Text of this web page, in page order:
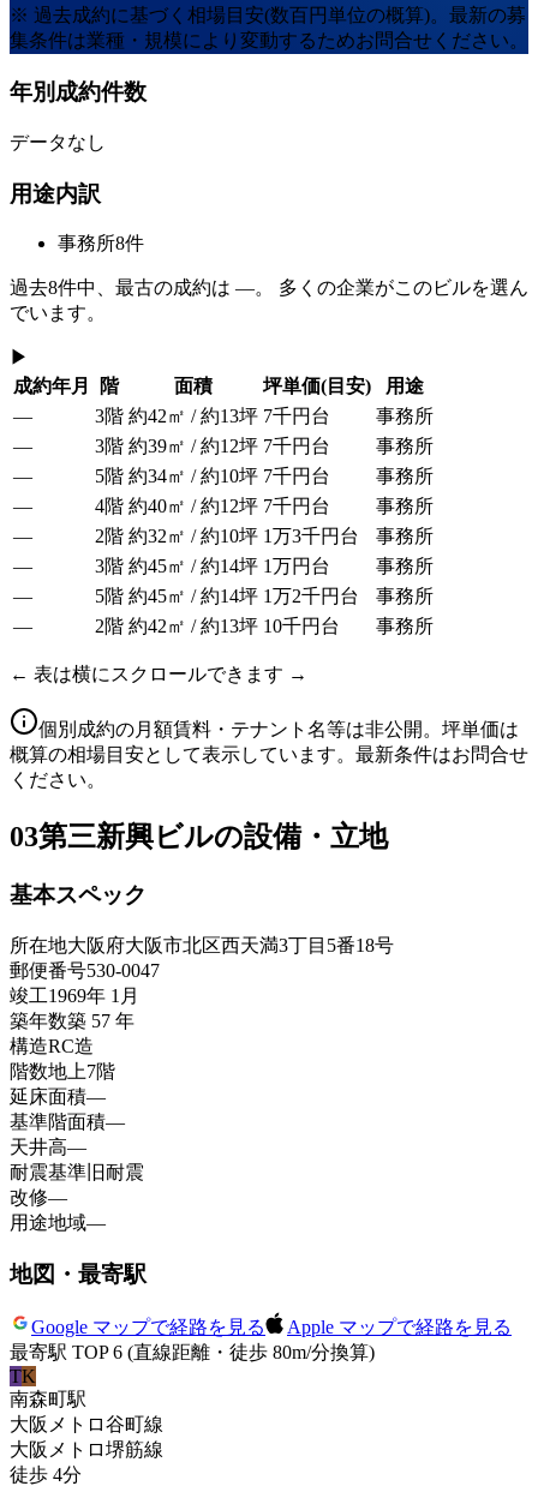
※ 過去成約に基づく相場目安(数百円単位の概算)。最新の募
集条件は業種・規模により変動するためお問合せください。
年別成約件数
データなし
用途内訳
事務所8件
過去8件中、最古の成約は —。 多くの企業がこのビルを選ん
でいます。
▶
成約年月
階 面積 坪単価(目安)
用途
—
3階 約42㎡ / 約13坪 7千円台
事務所
—
3階 約39㎡ / 約12坪 7千円台
事務所
—
5階 約34㎡ / 約10坪 7千円台
事務所
—
4階 約40㎡ / 約12坪 7千円台
事務所
—
2階 約32㎡ / 約10坪 1万3千円台
事務所
—
3階 約45㎡ / 約14坪 1万円台
事務所
—
5階 約45㎡ / 約14坪 1万2千円台
事務所
—
2階 約42㎡ / 約13坪 10千円台 事務所
← 表は横にスクロールできます →
個別成約の月額賃料・テナント名等は非公開。坪単価は
概算の相場目安として表示しています。最新条件はお問合せ
ください。
03第三新興ビルの設備・立地
基本スペック
所在地大阪府大阪市北区西天満3丁目5番18号
郵便番号530-0047
竣工1969年 1月
築年数築 57 年
構造RC造
階数地上7階
延床面積—
基準階面積—
天井高—
耐震基準 旧耐震
改修—
用途地域—
地図・最寄駅
Google マップで経路を見る
Apple マップで経路を見る
最寄駅 TOP 6 (直線距離・徒歩 80m/分換算)
TK
南森町駅
大阪メトロ谷町線
大阪メトロ堺筋線
徒歩 4分